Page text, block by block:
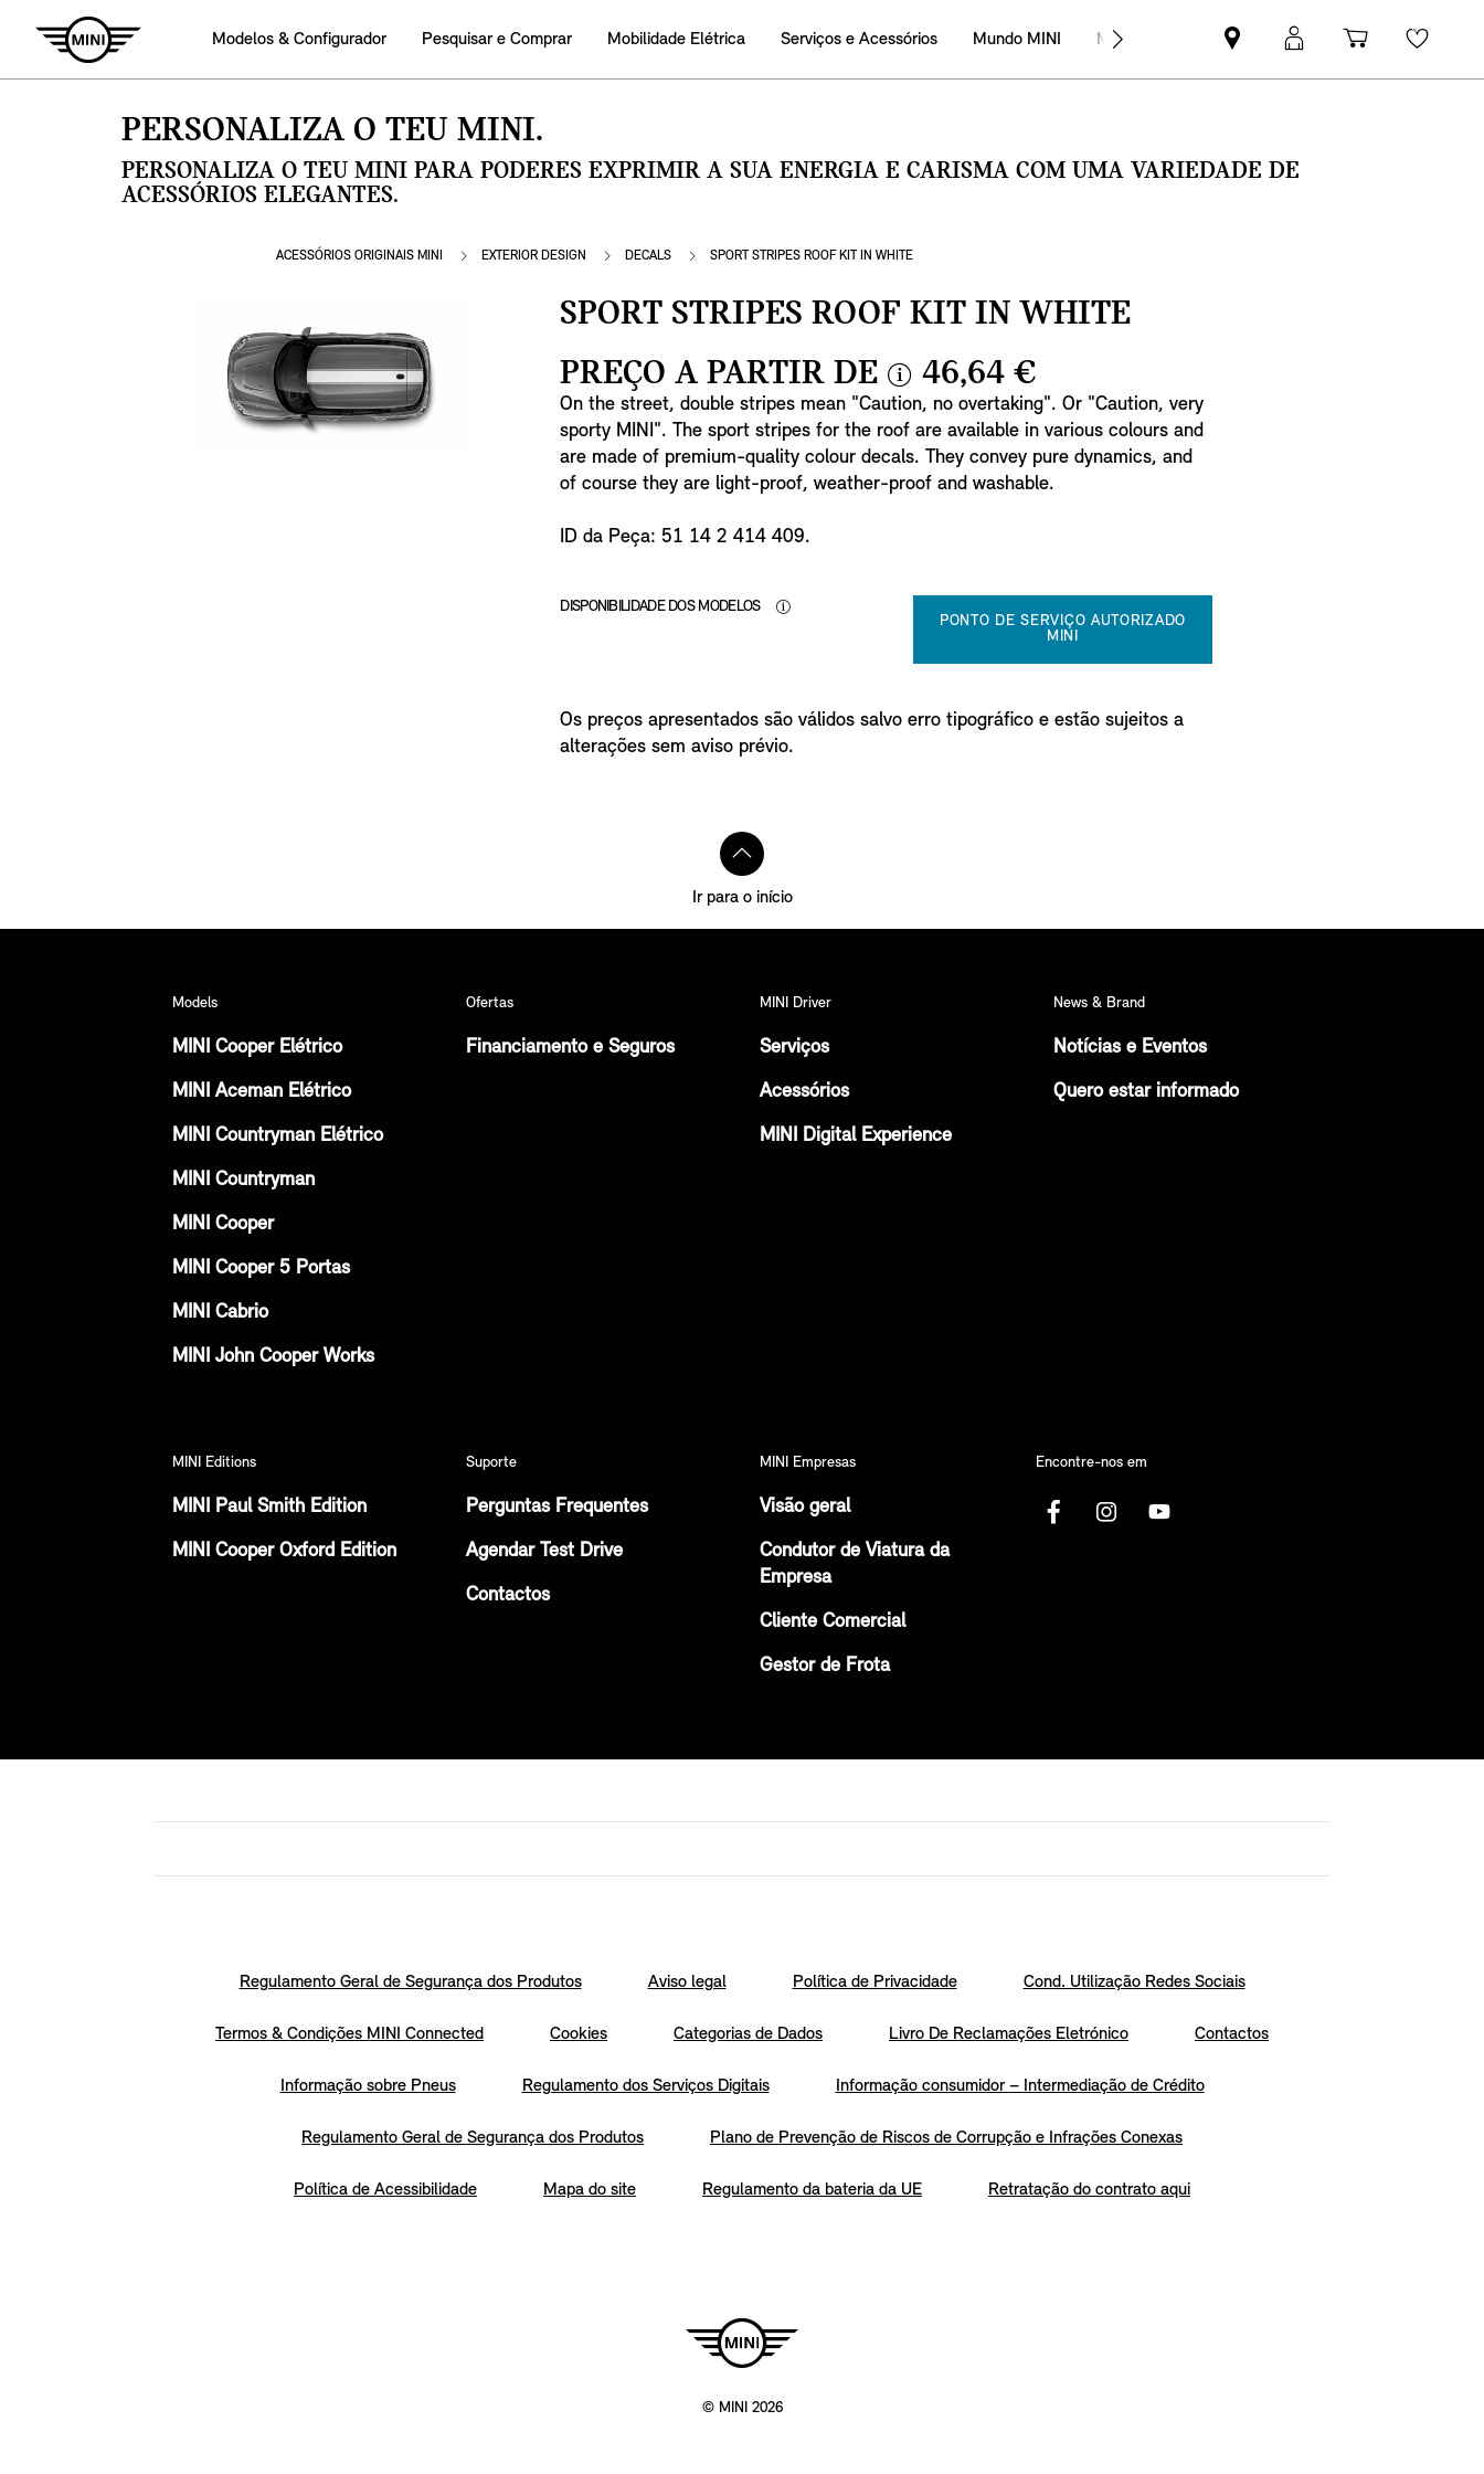
Modelos & Configurador Pesquisar e Comprar Mobilidade Elétrica Serviços e Acessórios Mundo MINI MINI Empresas
Pesquisar
parceiro
Iniciar
sessão
Carrinho
de
PERSONALIZA O TEU MINI.
PERSONALIZA O TEU MINI PARA PODERES EXPRIMIR A SUA ENERGIA E CARISMA COM UMA VARIEDADE DE
ACESSÓRIOS ELEGANTES.
ACESSÓRIOS ORIGINAIS MINI EXTERIOR DESIGN DECALS SPORT STRIPES ROOF KIT IN WHITE
SPORT STRIPES ROOF KIT IN WHITE
PREÇO A PARTIR DE
i
n
f
o
46,64 €
On the street, double stripes mean "Caution, no overtaking". Or "Caution, very
sporty MINI". The sport stripes for the roof are available in various colours and
are made of premium-quality colour decals. They convey pure dynamics, and
of course they are light-proof, weather-proof and washable.
ID da Peça: 51 14 2 414 409.
DISPONIBILIDADE DOS MODELOS
PONTO DE SERVIÇO AUTORIZADO
MINI
Os preços apresentados são válidos salvo erro tipográfico e estão sujeitos a
alterações sem aviso prévio.
Ir para o início
Models
MINI Cooper Elétrico
MINI Aceman Elétrico
MINI Countryman Elétrico
MINI Countryman
MINI Cooper
MINI Cooper 5 Portas
MINI Cabrio
MINI John Cooper Works
Ofertas
Financiamento e Seguros
MINI Driver
Serviços
Acessórios
MINI Digital Experience
News & Brand
Notícias e Eventos
Quero estar informado
MINI Editions
MINI Paul Smith Edition
MINI Cooper Oxford Edition
Suporte
Perguntas Frequentes
Agendar Test Drive
Contactos
MINI Empresas
Visão geral
Condutor de Viatura da
Empresa
Cliente Comercial
Gestor de Frota
Encontre-nos em
Regulamento Geral de Segurança dos Produtos Aviso legal Política de Privacidade Cond. Utilização Redes Sociais
Termos & Condições MINI Connected Cookies Categorias de Dados Livro De Reclamações Eletrónico Contactos
Informação sobre Pneus Regulamento dos Serviços Digitais Informação consumidor – Intermediação de Crédito
Regulamento Geral de Segurança dos Produtos Plano de Prevenção de Riscos de Corrupção e Infrações Conexas
Política de Acessibilidade Mapa do site Regulamento da bateria da UE Retratação do contrato aqui
© MINI 2026